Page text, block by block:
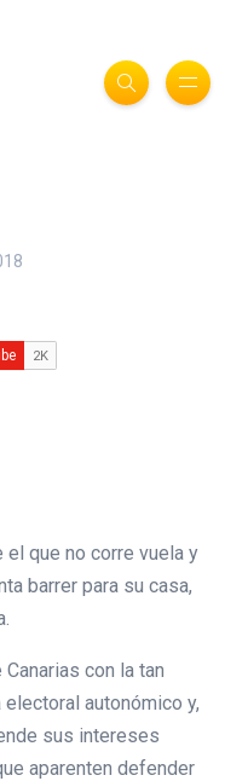
que no corre vuela y
barrer para su casa,
con la tan
autonómico y,
sus intereses
aparenten defender